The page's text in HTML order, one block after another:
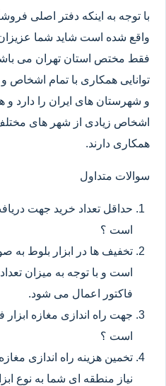
با توجه به اینکه دفتر اصلی
واقع شده است شاید شما
فقط مختص استان تهران می باشد
توانایی همکاری با تمام
و شهرستان های ایران را دارد
اشخاص زیادی از شهر های مختلف
همکاری دارند.
سوالات متداول
حداقل تعداد خرید جهت
است ؟
تخفیف ها در ابزار بلوط به
است و با توجه به میزان
فاکتور اعمال می شود.
جهت راه اندازی مغازه
است ؟
تخمین هزینه راه اندازی
نیاز منطقه ای شما به نوع